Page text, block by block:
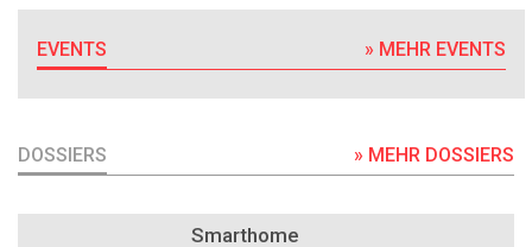
EVENTS » MEHR EVENTS
DOSSIERS » MEHR DOSSIERS
Smarthome